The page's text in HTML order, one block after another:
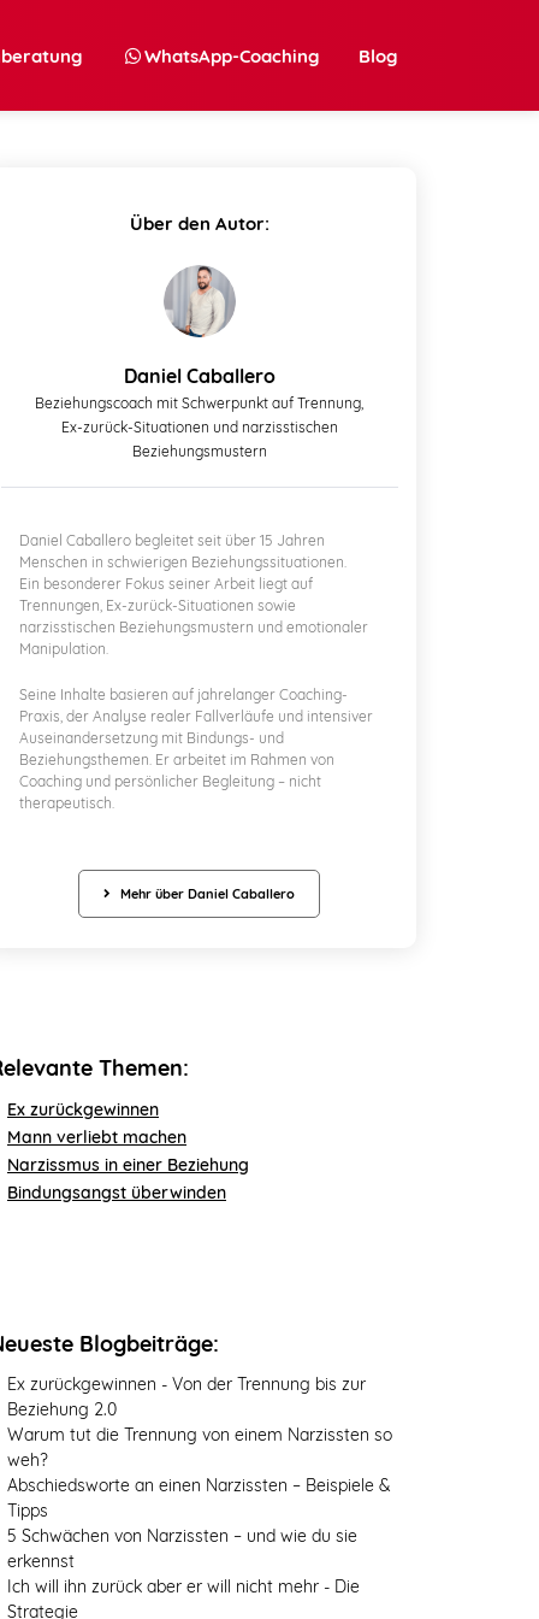
WhatsApp-Coaching Blog
Über den Autor:
Daniel Caballero
Beziehungscoach mit Schwerpunkt auf Trennung,
Ex-zurück-Situationen und narzisstischen
Beziehungsmustern
Daniel Caballero begleitet seit über 15 Jahren
Menschen in schwierigen Beziehungssituationen.
Ein besonderer Fokus seiner Arbeit liegt auf
Trennungen, Ex-zurück-Situationen sowie
narzisstischen Beziehungsmustern und emotionaler
Manipulation.
Seine Inhalte basieren auf jahrelanger Coaching-
Praxis, der Analyse realer Fallverläufe und intensiver
Auseinandersetzung mit Bindungs- und
Beziehungsthemen. Er arbeitet im Rahmen von
Coaching und persönlicher Begleitung – nicht
therapeutisch.
Mehr über Daniel Caballero
Themen:
Ex zurückgewinnen
Mann verliebt machen
Narzissmus in einer Beziehung
Bindungsangst überwinden
Blogbeiträge:
Ex zurückgewinnen - Von der Trennung bis zur
Beziehung 2.0
Warum tut die Trennung von einem Narzissten so
weh?
Abschiedsworte an einen Narzissten – Beispiele &
Tipps
5 Schwächen von Narzissten – und wie du sie
erkennst
Ich will ihn zurück aber er will nicht mehr - Die
Strategie